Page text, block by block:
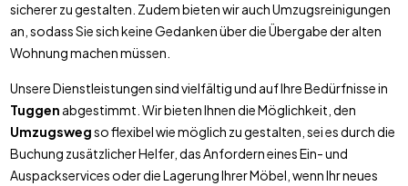
sicherer zu gestalten. Zudem bieten wir auch Umzugsreinigungen
an, sodass Sie sich keine Gedanken über die Übergabe der alten
Wohnung machen müssen.
Unsere Dienstleistungen sind vielfältig und auf Ihre Bedürfnisse in
Tuggen abgestimmt. Wir bieten Ihnen die Möglichkeit, den
Umzugswegso flexibel wie möglich zu gestalten, sei es durch die
Buchung zusätzlicher Helfer, das Anfordern eines Ein- und
Auspackservices oder die Lagerung Ihrer Möbel, wenn Ihr neues